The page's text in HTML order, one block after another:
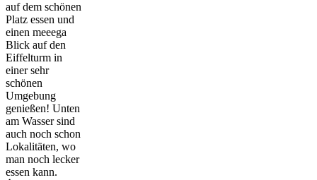
auf dem schönen
Platz essen und
einen meeega
Blick auf den
Eiffelturm in
einer sehr
schönen
Umgebung
genießen! Unten
am Wasser sind
auch noch schon
Lokalitäten, wo
man noch lecker
essen kann.